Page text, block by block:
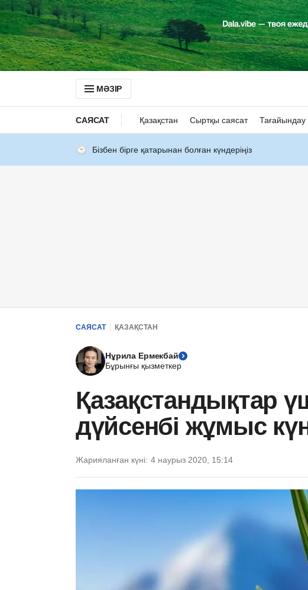
МӘЗІР
САЯСАТ Қазақстан Сыртқы саясат Тағайындау
Бізбен бірге қатарынан болған күндеріңіз
САЯСАТ ҚАЗАҚСТАН
Нұрила Ермекбай
Бұрынғы қызметкер
Қазақстандықтар
дүйсенбі жұмыс
Жарияланған күні: 4 наурыз 2020, 15:14